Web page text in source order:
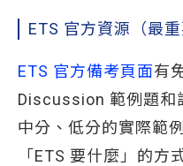
ETS 官方資源（最重
ETS 官方備考頁面有
Discussion 範例題和
中分、低分的實際範
「ETS 要什麼」的方